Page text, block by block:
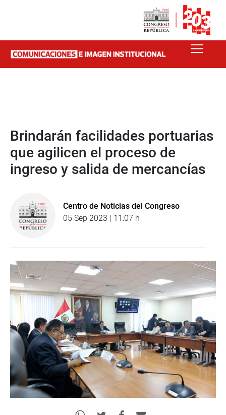
Brindarán facilidades portuarias
que agilicen el proceso de
ingreso y salida de mercancías
Centro de Noticias del Congreso
05 Sep 2023 | 11:07 h